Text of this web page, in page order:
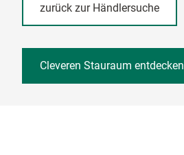
zurück zur Händlersuche
Cleveren Stauraum entdecken